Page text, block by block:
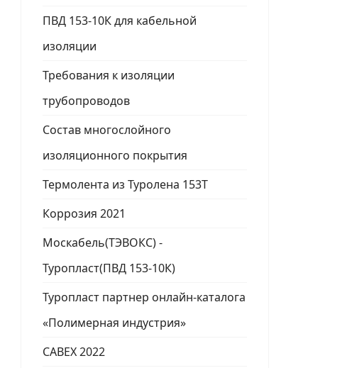
ПВД 153-10К для кабельной
изоляции
Требования к изоляции
трубопроводов
Состав многослойного
изоляционного покрытия
Термолента из Туролена 153Т
Коррозия 2021
Москабель(ТЭВОКС) -
Туропласт(ПВД 153-10К)
Туропласт партнер онлайн-каталога
«Полимерная индустрия»
CABEX 2022